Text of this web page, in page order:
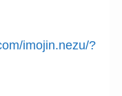
imojin.nezu/?